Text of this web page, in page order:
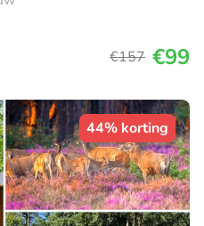
€157 €99
44% korting